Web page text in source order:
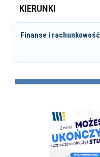
KIERUNKI
Finanse i rachunkowość